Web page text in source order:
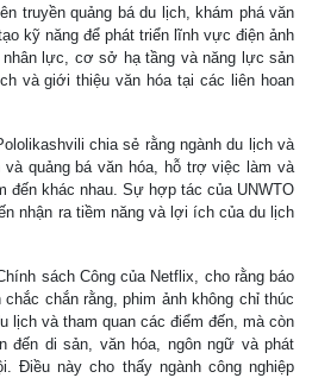
truyền quảng bá du lịch, khám phá văn
kỹ năng để phát triển lĩnh vực điện ảnh
lực, cơ sở hạ tầng và năng lực sản
và giới thiệu văn hóa tại các liên hoan
chia sẻ rằng ngành du lịch và
và quảng bá văn hóa, hỗ trợ việc làm và
đến khác nhau. Sự hợp tác của UNWTO
nhận ra tiềm năng và lợi ích của du lịch
sách Công của Netflix, cho rằng báo
chắn rằng, phim ảnh không chỉ thúc
lịch và tham quan các điểm đến, mà còn
đến di sản, văn hóa, ngôn ngữ và phát
Điều này cho thấy ngành công nghiệp